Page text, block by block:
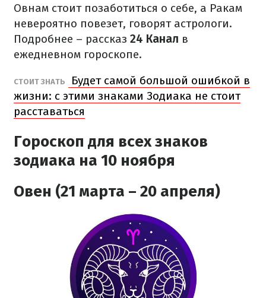
Овнам стоит позаботиться о себе, а Ракам
невероятно повезет, говорят астрологи.
Подробнее – рассказ 24 Канал в
ежедневном гороскопе.
СТОИТ ЗНАТЬ
Будет самой большой ошибкой в
жизни: с этими знаками Зодиака не стоит
расставаться
Гороскоп для всех знаков
зодиака на 10 ноября
Овен (21 марта – 20 апреля)